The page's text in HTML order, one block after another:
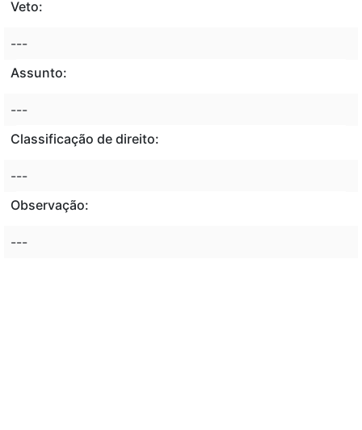
Veto:
---
Assunto:
---
Classificação de direito:
---
Observação:
---